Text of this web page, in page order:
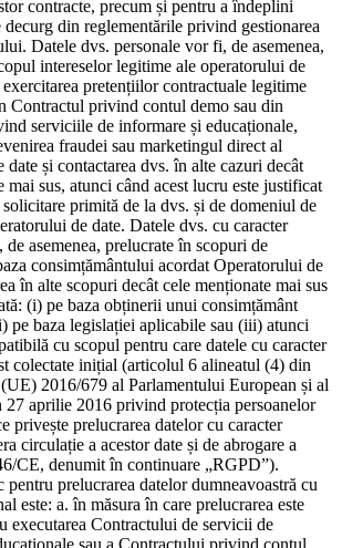
contracte, precum și pentru a îndeplini
din reglementările privind gestionarea
Datele dvs. personale vor fi, de asemenea,
intereselor legitime ale operatorului de
pretențiilor contractuale legitime
Contractul privind contul demo sau din
serviciile de informare și educaționale,
fraudei sau marketingul direct al
date și contactarea dvs. în alte cazuri decât
mai sus, atunci când acest lucru este justificat
primită de la dvs. și de domeniul de
de date. Datele dvs. cu caracter
asemenea, prelucrate în scopuri de
consimțământului acordat Operatorului de
în alte scopuri decât cele menționate mai sus
(i) pe baza obținerii unui consimțământ
pe baza legislației aplicabile sau (iii) atunci
cu scopul pentru care datele cu caracter
colectate inițial (articolul 6 alineatul (4) din
2016/679 al Parlamentului European și al
aprilie 2016 privind protecția persoanelor
privește prelucrarea datelor cu caracter
circulație a acestor date și de abrogare a
CE, denumit în continuare „RGPD”).
prelucrarea datelor dumneavoastră cu
este: a. în măsura în care prelucrarea este
executarea Contractului de servicii de
sau a Contractului privind contul